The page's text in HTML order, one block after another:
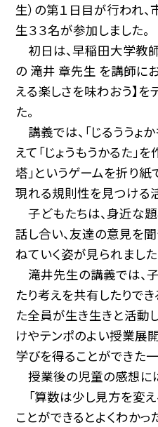
生）の第１日目が行われ、
生３３名が参加しました。
初日は、早稲田大学教
の 滝井 章先生 を講師に
える楽しさを味わおう】
た。
講義では、「じるううょ
えて「じょうもうかるた」
塔」というゲームを折り紙
現れる規則性を見つける
子どもたちは、身近な
話し合い、友達の意見を
ねていく姿が見られました
滝井先生の講義では、
たり考えを共有したりで
た全員が生き生きと活動
けやテンポのよい授業展
学びを得ることができた一
授業後の児童の感想に
「算数は少し見方を変
ことができるとよくわかっ